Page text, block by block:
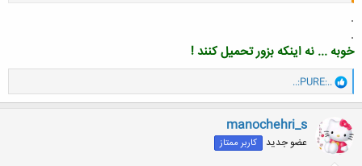
کلیک کنید تا باز شود...
.
.
خوبه ... نه اینکه بزور تحمیل کنند !
ا
ک
ن
ش
ه
ا
..:PURE:..
manochehri_s
عضو جدید کاربر ممتاز